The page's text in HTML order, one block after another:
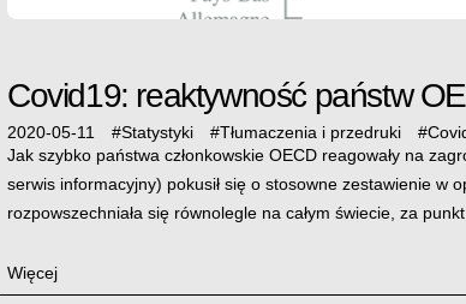
Covid19: reaktywność państw
2020-05-11 #Statystyki #Tłumaczenia i przedruki #
Jak szybko państwa członkowskie OECD reagowały na
serwis informacyjny) pokusił się o stosowne zestawienie w
rozpowszechniała się równolegle na całym świecie, za
Więcej